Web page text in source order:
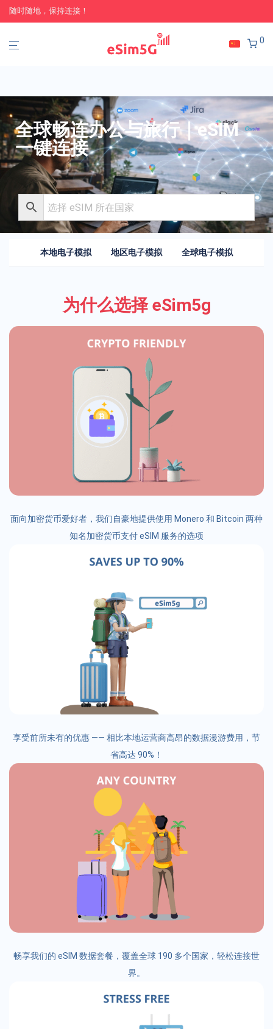
随时随地，保持连接！
0
全球畅连办公与旅行｜eSIM
一键连接
本地电子模拟 地区电子模拟 全球电子模拟
为什么选择 eSim5g
面向加密货币爱好者，我们自豪地提供使用 Monero 和 Bitcoin 两种
知名加密货币支付 eSIM 服务的选项
享受前所未有的优惠 —— 相比本地运营商高昂的数据漫游费用，节
省高达 90%！
畅享我们的 eSIM 数据套餐，覆盖全球 190 多个国家，轻松连接世
界。